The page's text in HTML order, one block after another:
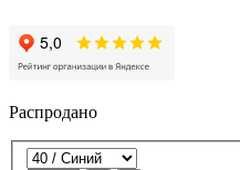
Распродано